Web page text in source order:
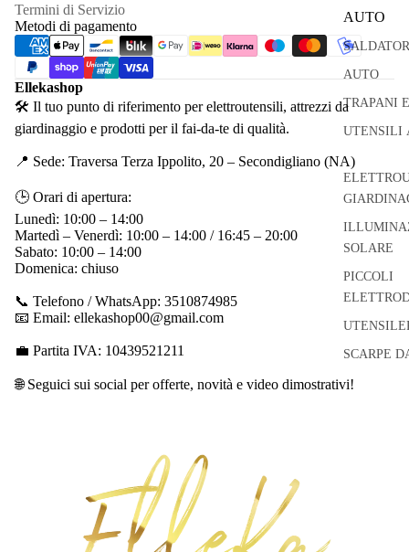
AUTO
AUTO
TRAPANI
UTENSILI
SOLARE
PICCOLI
SCARPE
Termini di Servizio
Metodi di pagamento
Ellekashop
🛠 Il tuo punto di riferimento per elettroutensili, attrezzi da
giardinaggio e prodotti per il fai-da-te di qualità.
📍 Sede: Traversa Terza Ippolito, 20 – Secondigliano (NA)
🕒 Orari di apertura:
Lunedì: 10:00 – 14:00
Martedì – Venerdì: 10:00 – 14:00 / 16:45 – 20:00
Sabato: 10:00 – 14:00
Domenica: chiuso
📞 Telefono / WhatsApp: 3510874985
📧 Email: ellekashop00@gmail.com
💼 Partita IVA: 10439521211
🌐 Seguici sui social per offerte, novità e video dimostrativi!
Informativa sui rimborsi